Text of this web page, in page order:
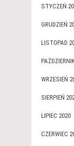
STYCZEŃ
GRUDZIEŃ
LISTOPAD
WRZESIEŃ
SIERPIEŃ
LIPIEC 2020
CZERWIEC